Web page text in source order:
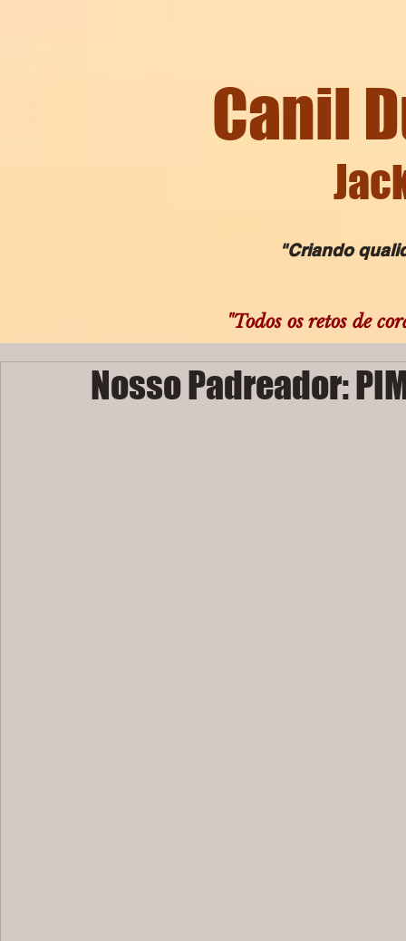
Canil
"Criando
"Todos os retos de
Nosso Padreador: